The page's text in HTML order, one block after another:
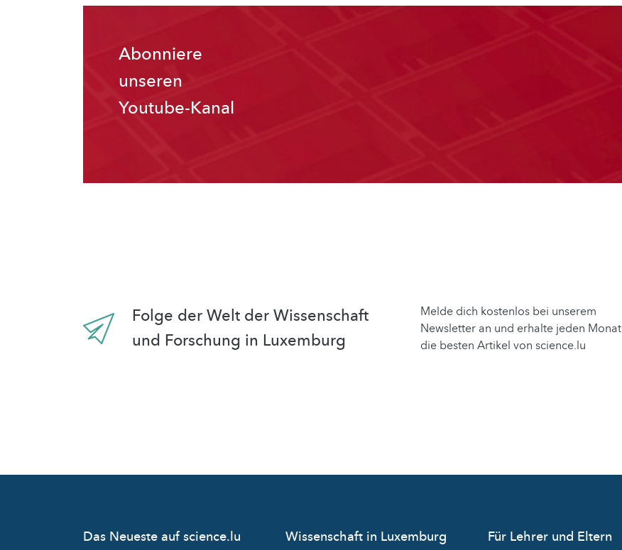
Abonniere
unseren
Youtube-Kanal
Folge der Welt der Wissenschaft
und Forschung in Luxemburg
Melde dich kostenlos bei unserem
Newsletter an und erhalte jeden Monat
die besten Artikel von science.lu
Das Neueste auf science.lu Wissenschaft in Luxemburg Für Lehrer und Eltern